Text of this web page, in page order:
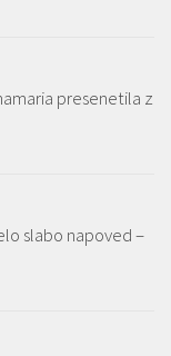
presenetila z
slabo napoved –